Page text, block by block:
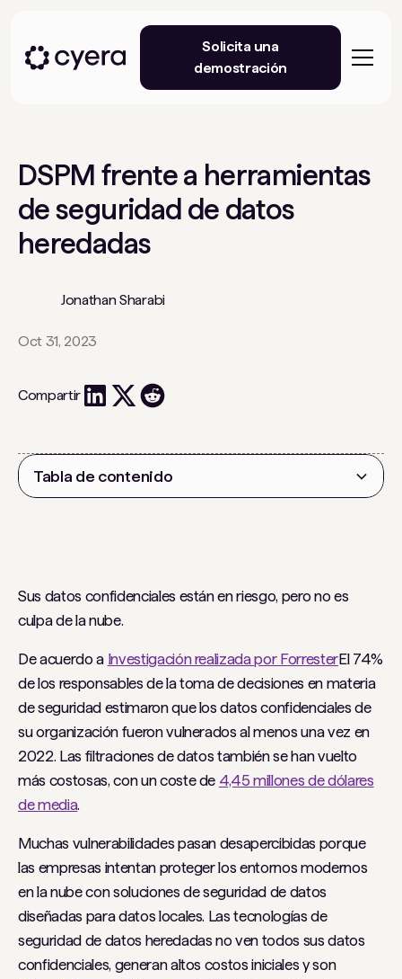
Solicita una
demostración
DSPM frente a herramientas
de seguridad de datos
heredadas
Jonathan Sharabi
Oct 31, 2023
Compartir
Sus datos confidenciales están en riesgo, pero no es
culpa de la nube.
De acuerdo a Investigación realizada por ForresterEl 74%
de los responsables de la toma de decisiones en materia
de seguridad estimaron que los datos confidenciales de
su organización fueron vulnerados al menos una vez en
2022. Las filtraciones de datos también se han vuelto
más costosas, con un coste de 4,45 millones de dólares
de media.
Muchas vulnerabilidades pasan desapercibidas porque
las empresas intentan proteger los entornos modernos
en la nube con soluciones de seguridad de datos
diseñadas para datos locales. Las tecnologías de
seguridad de datos heredadas no ven todos sus datos
confidenciales, generan altos costos iniciales y son
Tabla de contenido